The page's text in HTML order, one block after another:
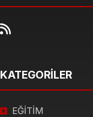
KATEGORİLER
EĞİTİM